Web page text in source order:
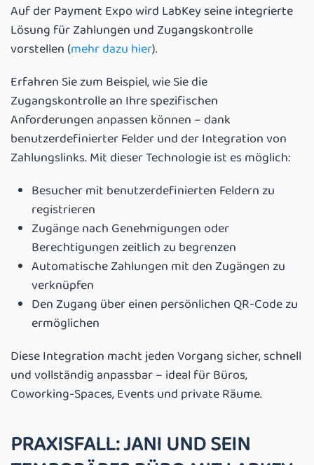
Auf der Payment Expo wird LabKey seine integrierte
Lösung für Zahlungen und Zugangskontrolle
vorstellen (mehr dazu hier).
Erfahren Sie zum Beispiel, wie Sie die
Zugangskontrolle an Ihre spezifischen
Anforderungen anpassen können – dank
benutzerdefinierter Felder und der Integration von
Zahlungslinks. Mit dieser Technologie ist es möglich:
Besucher mit benutzerdefinierten Feldern zu
registrieren
Zugänge nach Genehmigungen oder
Berechtigungen zeitlich zu begrenzen
Automatische Zahlungen mit den Zugängen zu
verknüpfen
Den Zugang über einen persönlichen QR-Code zu
ermöglichen
Diese Integration macht jeden Vorgang sicher, schnell
und vollständig anpassbar – ideal für Büros,
Coworking-Spaces, Events und private Räume.
PRAXISFALL: JANI UND SEIN